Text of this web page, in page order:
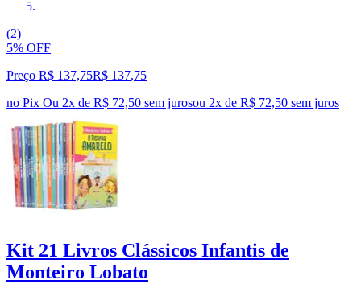
(2)
5% OFF
Preço R$ 137,75R$ 137,75
no Pix Ou 2x de R$ 72,50 sem jurosou 2x de R$ 72,50 sem juros
Kit 21 Livros Clássicos Infantis de
Monteiro Lobato